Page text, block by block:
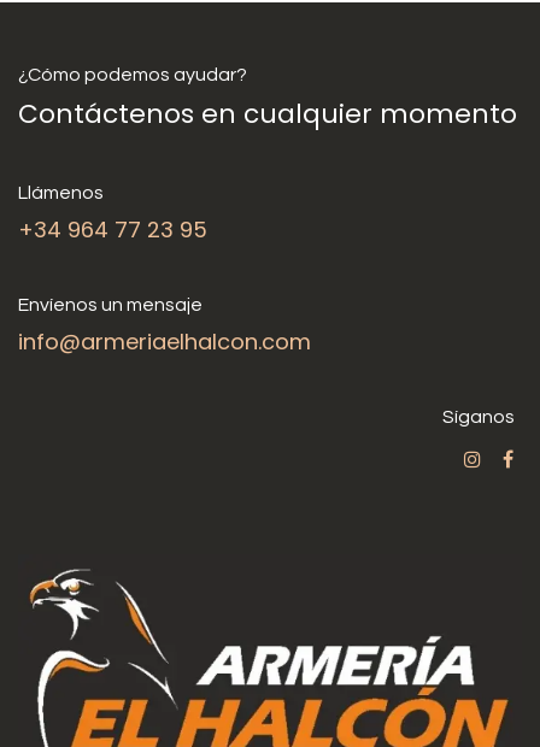
¿Cómo podemos ayudar?
Contáctenos en cualquier momento
Llámenos
+34 964 77 23 95
Envíenos un mensaje
info@armeriaelhalcon.com
Síganos